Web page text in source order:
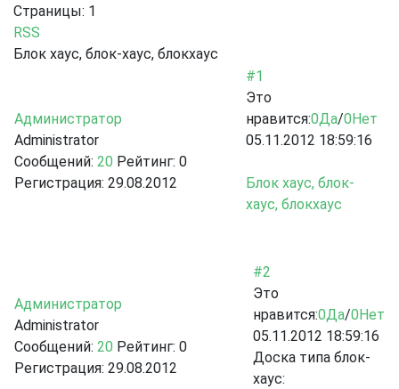
Страницы: 1
RSS
Блок хаус, блок-хаус, блокхаус
Администратор
Administrator
Сообщений: 20 Рейтинг: 0
Регистрация: 29.08.2012
#1
Это
нравится:0Да/0 Нет
05.11.2012 18:59:16
Блок хаус, блок-
хаус, блокхаус
Администратор
Administrator
Сообщений: 20 Рейтинг: 0
Регистрация: 29.08.2012
#2
Это
нравится:0Да/0 Нет
05.11.2012 18:59:16
Доска типа блок-
хаус: